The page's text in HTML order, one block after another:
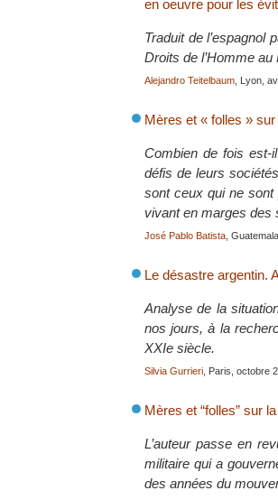
en oeuvre pour les
Traduit de l’espagnol
Droits de l’Homme
Alejandro Teitelbaum , Lyon,
Mères et « folles »
Combien de fois est-
défis de leurs
sont ceux qui ne sont
vivant en marges des
José Pablo Batista ,
Le désastre argentin.
Analyse de la
nos jours, à la
XXIe siècle.
Silvia Gurrieri , Paris, octobre
Mères et “folles” sur
L’auteur passe en
militaire qui a
des années du